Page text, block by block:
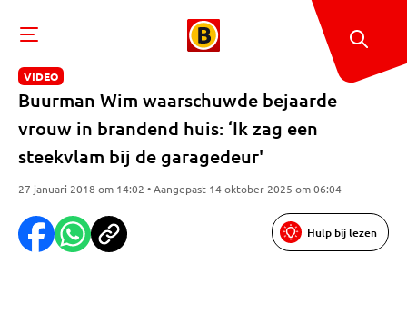
VIDEO
Buurman Wim waarschuwde bejaarde
vrouw in brandend huis: ‘Ik zag een
steekvlam bij de garagedeur'
27 januari 2018 om 14:02 • Aangepast 14 oktober 2025 om 06:04
Hulp bij lezen